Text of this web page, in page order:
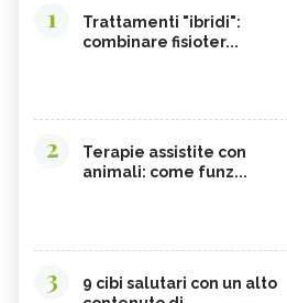
1
Trattamenti "ibridi":
combinare fisioter...
2
Terapie assistite con
animali: come funz...
3
9 cibi salutari con un alto